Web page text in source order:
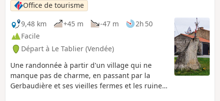
Office de tourisme
9,48 km
+45 m -47 m
2h 50
Facile
Départ à Le Tablier (Vendée)
Une randonnée à partir d'un village qui ne
manque pas de charme, en passant par la
Gerbaudière et ses vieilles fermes et les ruines